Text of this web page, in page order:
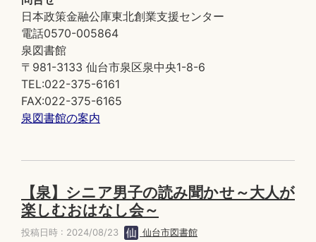
日本政策金融公庫東北創業支援センター
電話0570-005864
泉図書館
〒981-3133 仙台市泉区泉中央1-8-6
TEL:022-375-6161
FAX:022-375-6165
泉図書館の案内
【泉】シニア男子の読み聞かせ～大人が
楽しむおはなし会～
投稿日時 : 2024/08/23 仙台市図書館